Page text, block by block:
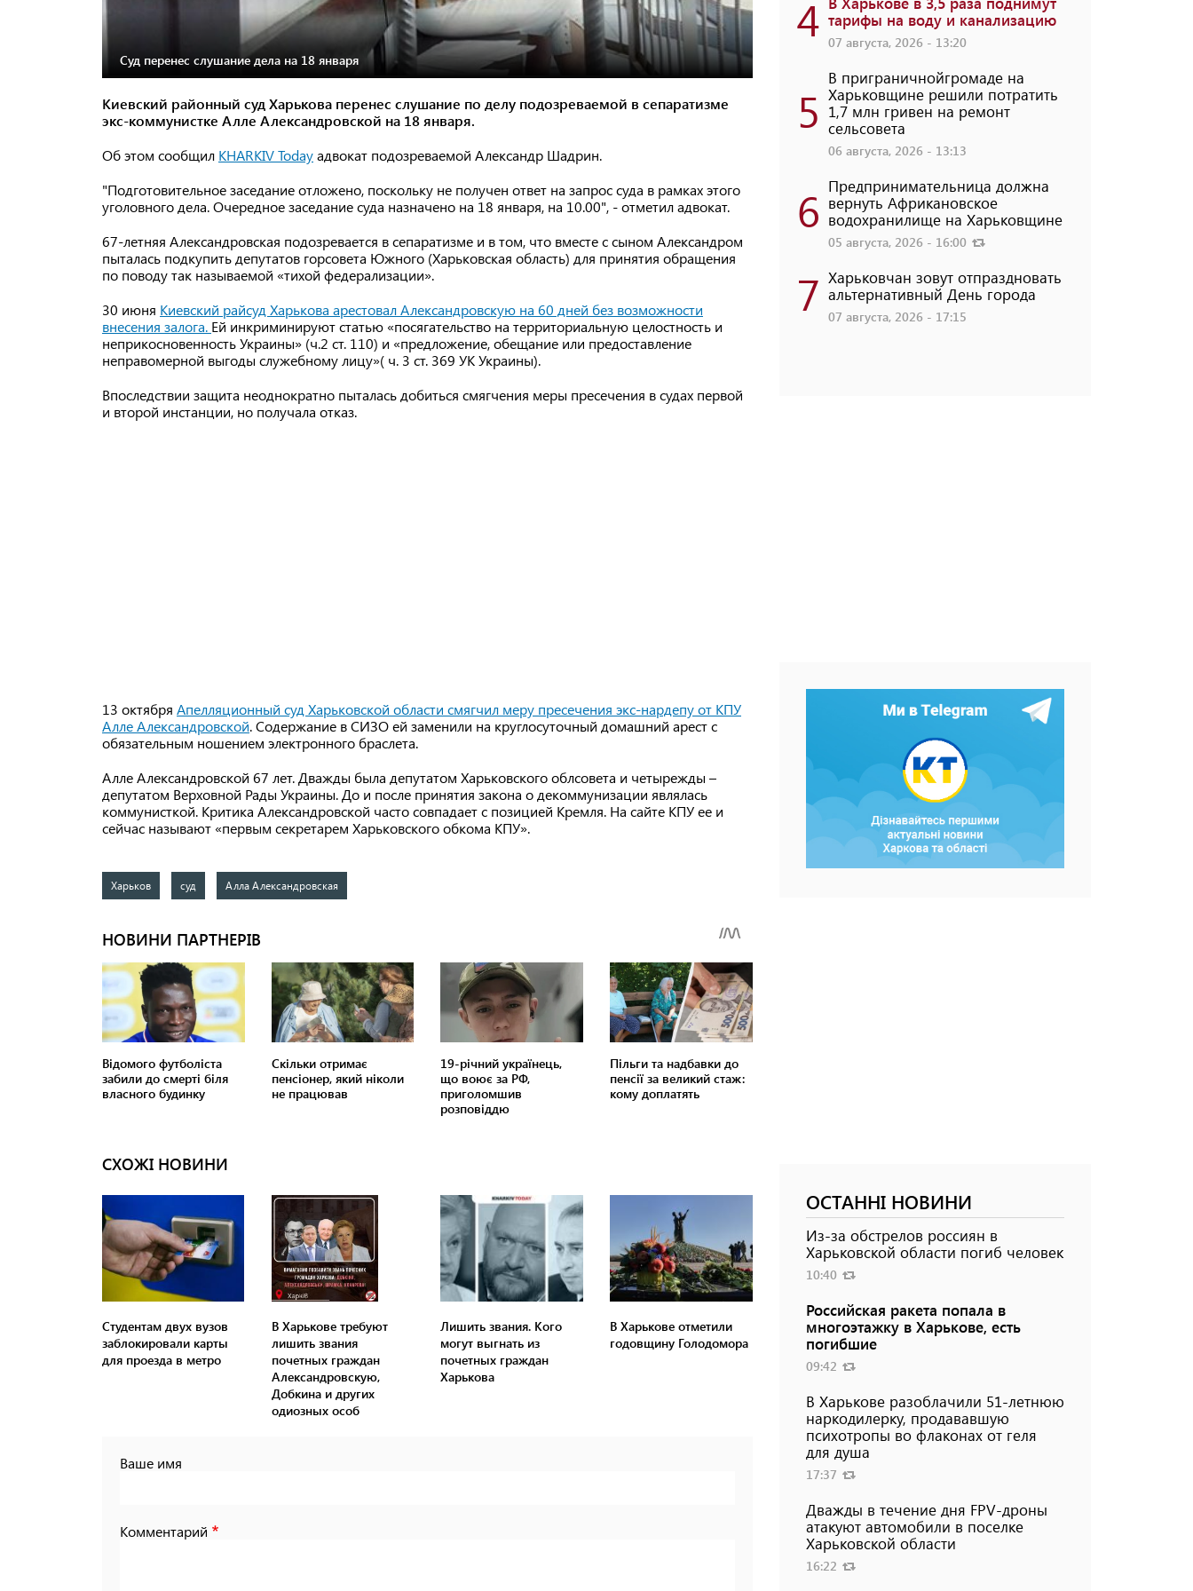
Суд перенес слушание дела на 18 января
Киевский районный суд Харькова перенес слушание по делу подозреваемой в сепаратизме
экс-коммунистке Алле Александровской на 18 января.
Об этом сообщил KHARKIV Todayадвокат подозреваемой Александр Шадрин.
"Подготовительное заседание отложено, поскольку не получен ответ на запрос суда в рамках этого
уголовного дела. Очередное заседание суда назначено на 18 января, на 10.00", - отметил адвокат.
67-летняя Александровская подозревается в сепаратизме и в том, что вместе с сыном Александром
пыталась подкупить депутатов горсовета Южного (Харьковская область) для принятия обращения
по поводу так называемой «тихой федерализации».
30 июня Киевский райсуд Харькова арестовал Александровскую на 60 дней без возможности
внесения залога. Ей инкриминируют статью «посягательство на территориальную целостность и
неприкосновенность Украины» (ч.2 ст. 110) и «предложение, обещание или предоставление
неправомерной выгоды служебному лицу»( ч. 3 ст. 369 УК Украины).
Впоследствии защита неоднократно пыталась добиться смягчения меры пресечения в судах первой
и второй инстанции, но получала отказ.
13 октября Апелляционный суд Харьковской области смягчил меру пресечения экс-нардепу от КПУ
Алле Александровской. Содержание в СИЗО ей заменили на круглосуточный домашний арест с
обязательным ношением электронного браслета.
Алле Александровской 67 лет. Дважды была депутатом Харьковского облсовета и четырежды –
депутатом Верховной Рады Украины. До и после принятия закона о декоммунизации являлась
коммунисткой. Критика Александровской часто совпадает с позицией Кремля. На сайте КПУ ее и
сейчас называют «первым секретарем Харьковского обкома КПУ».
Харьков суд Алла Александровская
СХОЖІ НОВИНИ
Студентам двух вузов
заблокировали карты
для проезда в метро
В Харькове требуют
лишить звания
почетных граждан
Александровскую,
Добкина и других
одиозных особ
Лишить звания. Кого
могут выгнать из
почетных граждан
Харькова
В Харькове отметили
годовщину Голодомора
Ваше имя
Комментарий
4 тарифы на воду и канализацию
07 августа, 2026 - 13:20
5
В приграничнойгромаде на
Харьковщине решили потратить
1,7 млн ​​гривен на ремонт
сельсовета
06 августа, 2026 - 13:13
6 Предпринимательница должна
вернуть Африкановское
водохранилище на Харьковщине
05 августа, 2026 - 16:00
7 Харьковчан зовут отпраздновать
альтернативный День города
07 августа, 2026 - 17:15
ОСТАННІ НОВИНИ
Из-за обстрелов россиян в
Харьковской области погиб человек
10:40
Российская ракета попала в
многоэтажку в Харькове, есть
погибшие
09:42
В Харькове разоблачили 51-летнюю
наркодилерку, продававшую
психотропы во флаконах от геля
для душа
17:37
Дважды в течение дня FPV-дроны
атакуют автомобили в поселке
Харьковской области
16:22